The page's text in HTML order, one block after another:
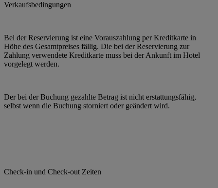
Verkaufsbedingungen
Bei der Reservierung ist eine Vorauszahlung per Kreditkarte in
Höhe des Gesamtpreises fällig. Die bei der Reservierung zur
Zahlung verwendete Kreditkarte muss bei der Ankunft im Hotel
vorgelegt werden.
Der bei der Buchung gezahlte Betrag ist nicht erstattungsfähig,
selbst wenn die Buchung storniert oder geändert wird.
Check-in und Check-out Zeiten